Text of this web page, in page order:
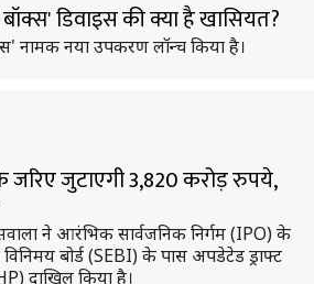
डिवाइस की क्या है खासियत?
नामक नया उपकरण लॉन्च किया है।
जरिए जुटाएगी 3,820 करोड़ रुपये,
ने आरंभिक सार्वजनिक निर्गम (IPO) के
विनिमय बोर्ड (SEBI) के पास अपडेटेड ड्राफ्ट
दाखिल किया है।